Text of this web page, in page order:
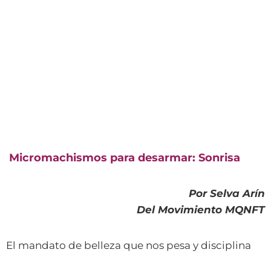
Micromachismos para desarmar: Sonrisa
Por Selva Arín
Del Movimiento MQNFT
El mandato de belleza que nos pesa y disciplina